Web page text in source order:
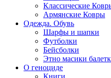
Классические
Армянские Ковры
Одежда. Обувь
Шарфы и шапки
Футболки
Бейсболки
Этно масики
О геноциде
Книги